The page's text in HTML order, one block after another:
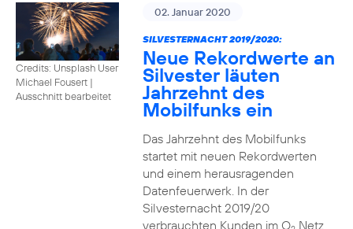
Credits: Unsplash User
Michael Fousert |
Ausschnitt bearbeitet
02. Januar 2020
SILVESTERNACHT 2019/2020:
Neue Rekordwerte an
Silvester läuten
Jahrzehnt des
Mobilfunks ein
Das Jahrzehnt des Mobilfunks
startet mit neuen Rekordwerten
und einem herausragenden
Datenfeuerwerk. In der
Silvesternacht 2019/20
verbrauchten Kunden im O Netz